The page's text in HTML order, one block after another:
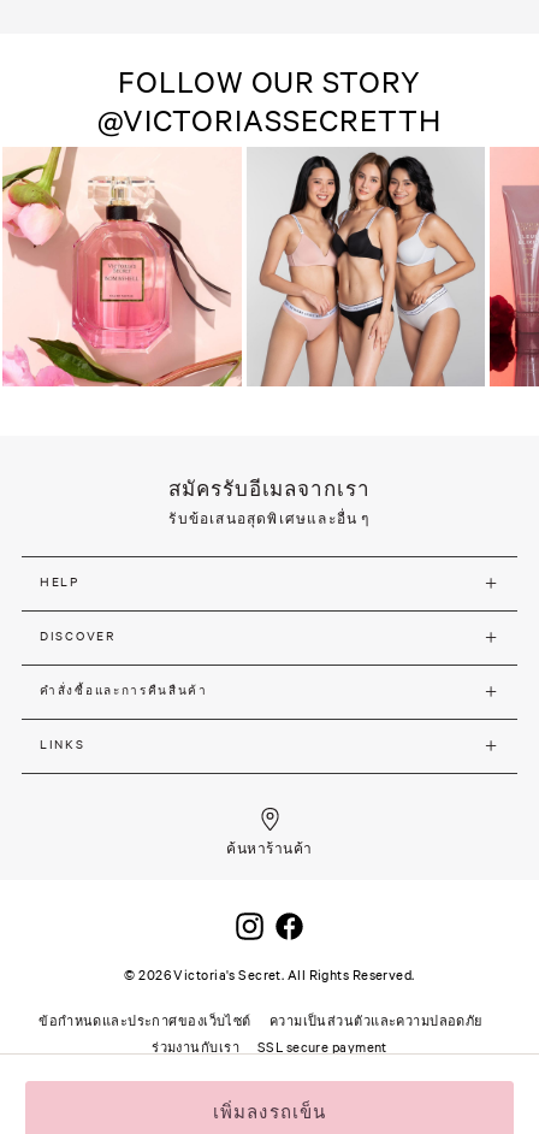
เพิ่มลงรถเข็น
FOLLOW OUR STORY
@VICTORIASSECRETTH
สมัครรับอีเมลจากเรา
รับข้อเสนอสุดพิเศษและอื่น ๆ
HELP
DISCOVER
คำสั่งซื้อและการคืนสืนค้า
LINKS
ค้นหาร้านค้า
©2026Victoria's Secret. All Rights Reserved.
ข้อกำหนดและประกาศของเว็บไซต์
ความเป็นส่วนตัวและความปลอดภัย
ร่วมงานกับเรา
SSL secure payment